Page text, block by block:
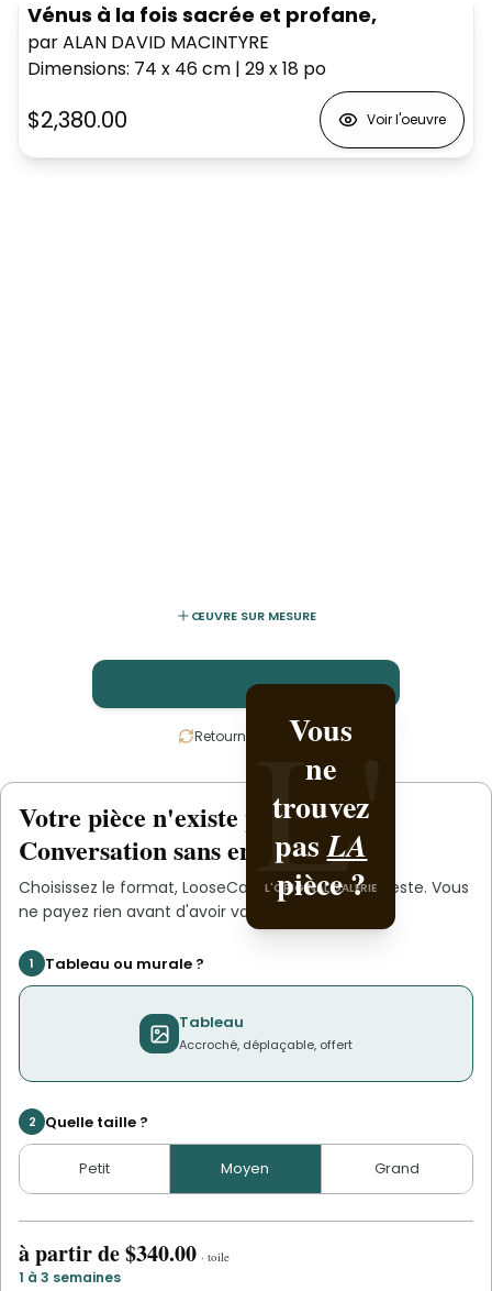
Vénus à la fois sacrée et profane,
par ALAN DAVID MACINTYRE
Dimensions: 74 x 46cm | 29 x 18 po
$2,380.00 Voir l'oeuvre
ŒUVRE SUR MESURE
L'
Vous
ne
trouvez
pasLA
pièce ?
L'ORIGINAL GALERIE
L'
Créez-la avec
LooseCanine
L'ORIGINAL PIECE OF YOU
Retournez la carte
Votre pièce n'existe pasencore.
Conversation sans engagement.
Choisissez le format, LooseCanines'occupe du reste. Vous
ne payez rien avant d'avoir validé le devis.
1 Tableau ou murale ?
Tableau
Accroché, déplaçable, offert
2 Quelle taille ?
Petit Moyen Grand
à partir de$340.00 · toile
1 à 3 semaines